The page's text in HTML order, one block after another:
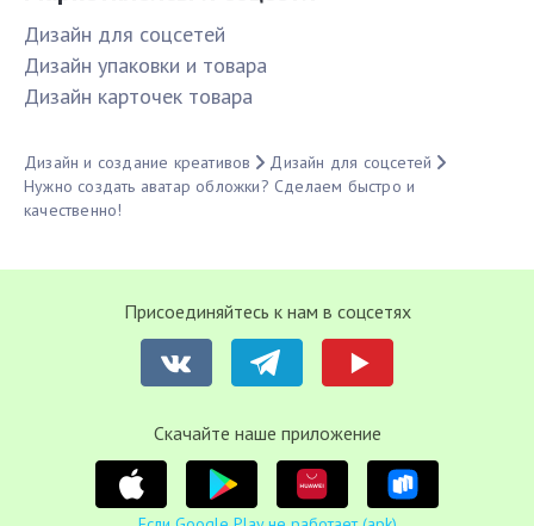
Дизайн для соцсетей
Дизайн упаковки и товара
Дизайн карточек товара
Дизайн и создание креативов
Дизайн для соцсетей
Нужно создать аватар обложки? Сделаем быстро и
качественно!
Присоединяйтесь к нам в соцсетях
Cкачайте наше приложение